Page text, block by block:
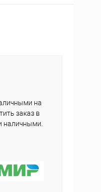
на
заказ в
наличными.